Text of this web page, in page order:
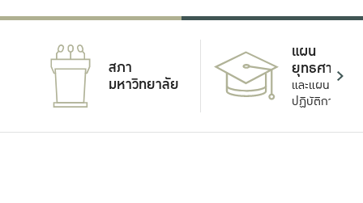
สภา
มหาวิทยาลัย
แผน
ยุทธศาสตร์
และแผน
ปฏิบัติการ